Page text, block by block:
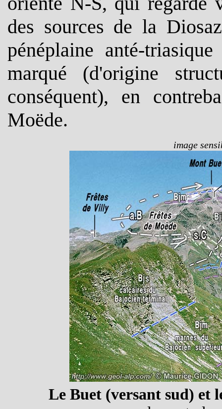
des sources de la
pénéplaine anté-
marqué (d'origine
conséquent), en
Moëde.
image
Le Buet (versant sud) et